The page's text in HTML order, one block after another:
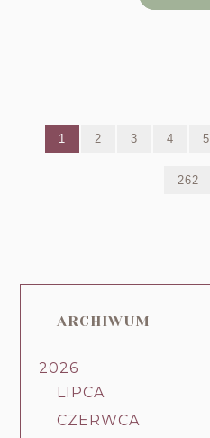
1 2 3 4 5
262
ARCHIWUM
2026
LIPCA
CZERWCA